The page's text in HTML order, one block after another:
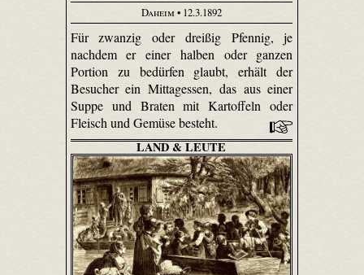
Daheim • 12.3.1892
Für zwanzig oder dreißig Pfennig, je
nachdem er einer halben oder ganzen
Portion zu bedürfen glaubt, erhält der
Besucher ein Mittagessen, das aus einer
Suppe und Braten mit Kartoffeln oder
Fleisch und Gemüse besteht.
LAND & LEUTE